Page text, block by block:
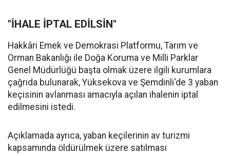
"İHALE İPTAL EDİLSİN"
Hakkâri Emek ve Demokrasi Platformu, Tarım ve
Orman Bakanlığı ile Doğa Koruma ve Milli Parklar
Genel Müdürlüğü başta olmak üzere ilgili kurumlara
çağrıda bulunarak, Yüksekova ve Şemdinli'de 3 yaban
keçisinin avlanması amacıyla açılan ihalenin iptal
edilmesini istedi.
Açıklamada ayrıca, yaban keçilerinin av turizmi
kapsamında öldürülmek üzere satılması